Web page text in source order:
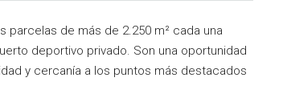
parcelas de más de 2.250 m² cada una
deportivo privado. Son una oportunidad
y cercanía a los puntos más destacados